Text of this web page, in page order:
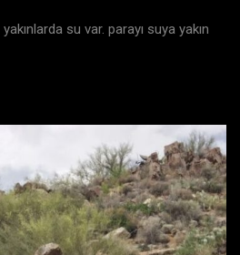
su var. parayı suya yakın